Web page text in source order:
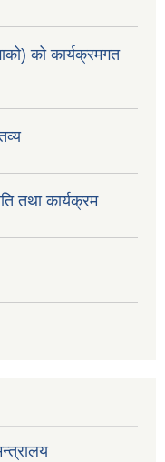
को कार्यक्रमगत
तथा कार्यक्रम